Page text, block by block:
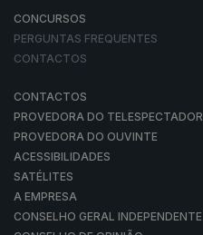
CONCURSOS
PERGUNTAS FREQUENTES
CONTACTOS
CONTACTOS
PROVEDORA DO TELESPECTADOR
PROVEDORA DO OUVINTE
ACESSIBILIDADES
SATÉLITES
A EMPRESA
CONSELHO GERAL INDEPENDENTE